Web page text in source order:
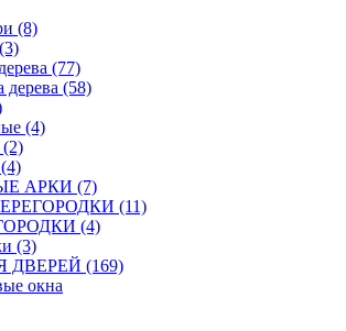
(8)
(77)
дерева (58)
(4)
АРКИ (7)
(11)
(4)
(3)
(169)
окна